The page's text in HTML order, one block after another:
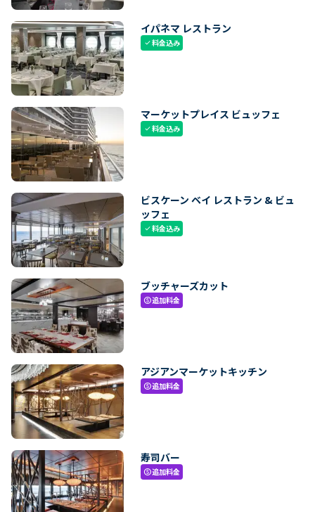
イパネマ レストラン
check料金込み
マーケットプレイス ビュッフェ
check料金込み
ビスケーン ベイ レストラン & ビュ
ッフェ
check料金込み
ブッチャーズカット
paid追加料金
アジアンマーケットキッチン
paid追加料金
寿司バー
paid追加料金